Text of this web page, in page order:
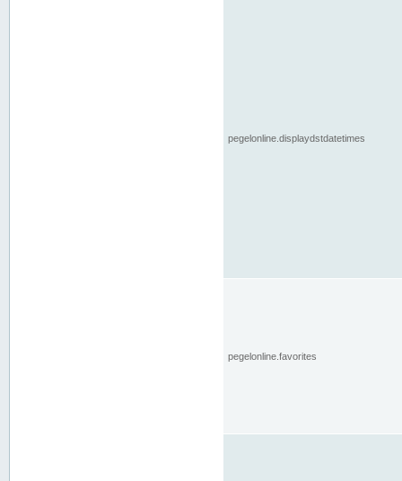
pegelonline.displaydstdatetimes
pegelonline.favorites